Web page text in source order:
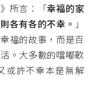
所言：「幸福的家
各有各的不幸。 」
福的故事，而是百
。大多數的噹嘟歌
或許不幸本是無解